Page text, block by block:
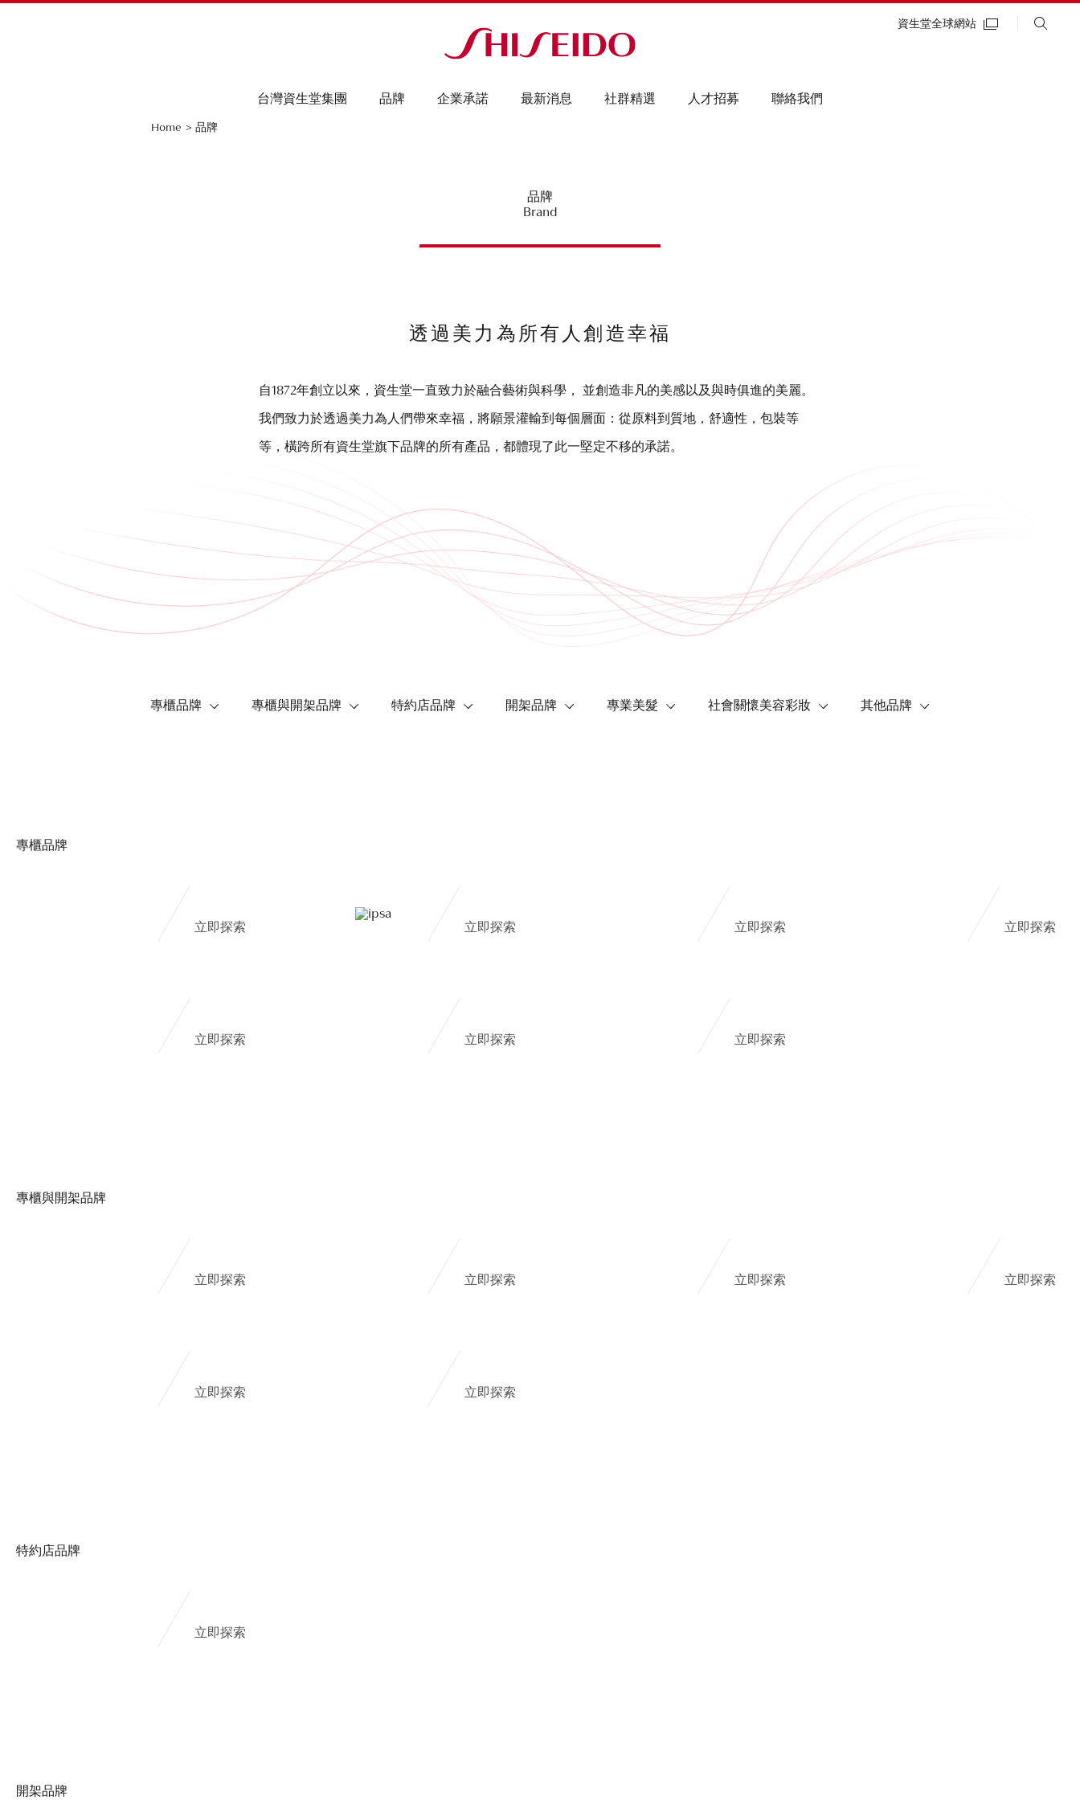
台灣資生堂集團 品牌 企業承諾 最新消息 社群精選 人才招募 聯絡我們
資生堂全球網站
Home > 品牌
品牌
Brand
透過美力為所有人創造幸福
自1872年創立以來，資生堂一直致力於融合藝術與科學， 並創造非凡的美感以及與時俱進的美麗。
我們致力於透過美力為人們帶來幸福，將願景灌輸到每個層面：從原料到質地，舒適性，包裝等
等，橫跨所有資生堂旗下品牌的所有產品，都體現了此一堅定不移的承諾。
專櫃品牌 專櫃與開架品牌 特約店品牌 開架品牌 專業美髮 社會關懷美容彩妝 其他品牌
專櫃品牌
立即探索 立即探索 立即探索 立即探索
立即探索 立即探索 立即探索
專櫃與開架品牌
立即探索 立即探索 立即探索 立即探索
立即探索 立即探索
特約店品牌
立即探索
開架品牌